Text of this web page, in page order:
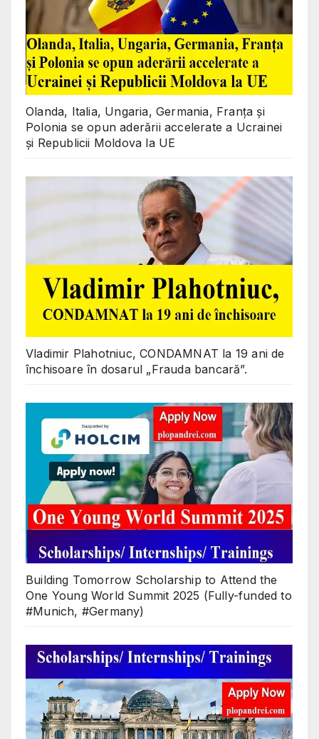
Olanda, Italia, Ungaria, Germania, Franța și
Polonia se opun aderării accelerate a Ucrainei
și Republicii Moldova la UE
Vladimir Plahotniuc, CONDAMNAT la 19 ani de
închisoare în dosarul „Frauda bancară”.
Building Tomorrow Scholarship to Attend the
One Young World Summit 2025 (Fully-funded to
#Munich, #Germany)